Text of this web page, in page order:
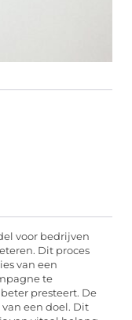
voor bedrijven
Dit proces
van een
te
presteert. De
een doel. Dit